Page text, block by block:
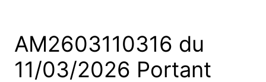
AM2603110316 du
11/03/2026 Portant